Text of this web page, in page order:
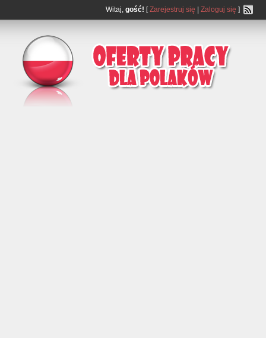
Witaj, gość! [Zarejestruj się Zaloguj się ]